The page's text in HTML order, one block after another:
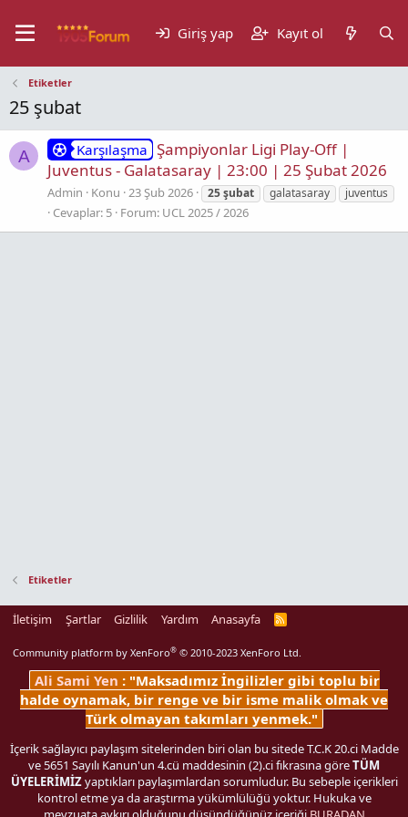
Giriş yap Kayıt ol
Etiketler
25 şubat
A Karşılaşma Şampiyonlar Ligi Play-Off |
Juventus - Galatasaray | 23:00 | 25 Şubat 2026
Admin Konu 23 Şub 2026 25şubat galatasaray juventus
Cevaplar: 5 Forum: UCL 2025 / 2026
Etiketler
İletişim Şartlar Gizlilik Yardım Anasayfa
R
Community platform by XenForo® © 2010-2023 XenForo Ltd.
Ali Sami Yen : "Maksadımız İngilizler gibi toplu bir
halde oynamak, bir renge ve bir isme malik olmak ve
Türk olmayan takımları yenmek."
İçerik sağlayıcı paylaşım sitelerinden biri olan bu sitede T.C.K 20.ci Madde
ve 5651 Sayılı Kanun'un 4.cü maddesinin (2).ci fıkrasına göreTÜM
ÜYELERİMİZyaptıkları paylaşımlardan sorumludur. Bu sebeple içerikleri
kontrol etme ya da araştırma yükümlülüğü yoktur. Hukuka ve